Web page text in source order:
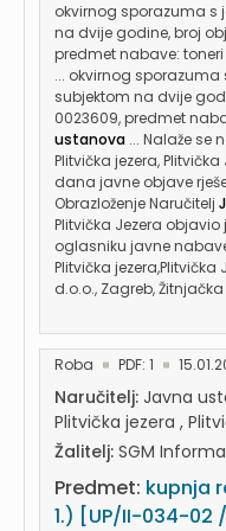
okvirnog sporazuma s
na dvije godine, broj
predmet nabave:
... okvirnog
subjektom na dvije
0023609, predmet
ustanova ... Nalaže se
Plitvička jezera,
dana javne objave
Obrazloženje Naručitelj
Plitvička Jezera objavio
oglasniku javne
Plitvička
d.o.o., Zagreb,
Roba PDF: 1
Naručitelj: Javna
Plitvička jezera ,
Žalitelj: SGM
Predmet: kupnja
1.) [UP/II-034-02